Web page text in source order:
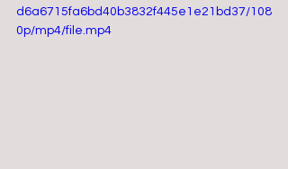
d6a6715fa6bd40b3832f445e1e21bd37/108
0p/mp4/file.mp4